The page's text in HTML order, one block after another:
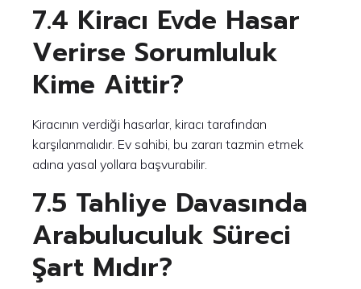
7.4 Kiracı Evde Hasar
Verirse Sorumluluk
Kime Aittir?
Kiracının verdiği hasarlar, kiracı tarafından
karşılanmalıdır. Ev sahibi, bu zararı tazmin etmek
adına yasal yollara başvurabilir.
7.5 Tahliye Davasında
Arabuluculuk Süreci
Şart Mıdır?